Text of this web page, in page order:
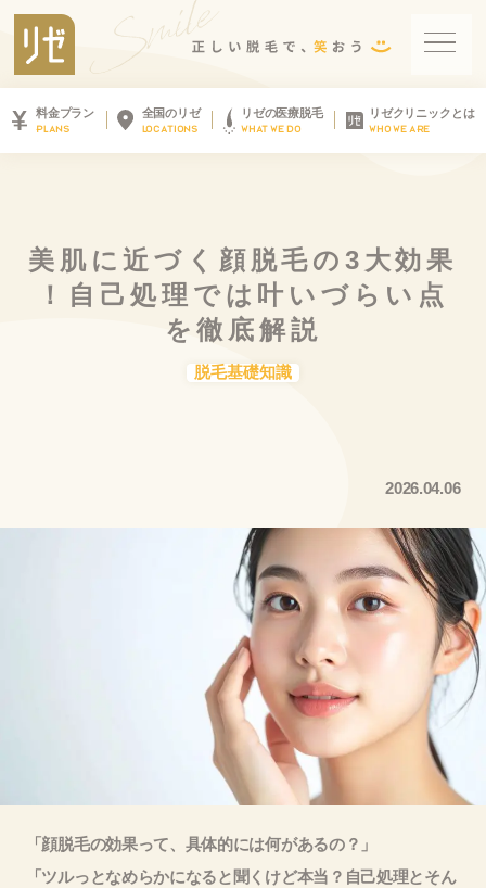
料金プラン
PLANS
全国のリゼ
LOCATIONS
リゼの医療脱毛
WHAT WE DO
リゼクリニックとは
WHO WE ARE
美 肌 に近づ く 顔 脱毛の 3 大効果
！
自 己処理 では 叶 い づ ら い 点
を徹 底解説
脱毛基礎知識
2026.04.06
「顔脱毛の効果って、具体的には何があるの？」
「ツルっとなめらかになると聞くけど本当？自己処理とそん